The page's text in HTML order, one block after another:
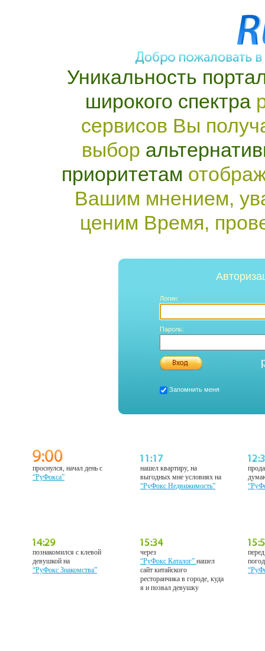
Уникальность
широкого спектра
сервисов Вы
выбор
приоритетам
Вашим мнением,
ценим Время,
Логин:
Пароль:
Запомнить меня
проснулся, начал день с
“РуФокса”
нашел квартиру, на
выгодных мне условиях на
“РуФокс Недвижимость”
познакомился с клевой
девушкой на
“РуФокс Знакомства”
через
“РуФокс Каталог”нашел
сайт китайского
ресторанчика в городе, куда
я и позвал девушку